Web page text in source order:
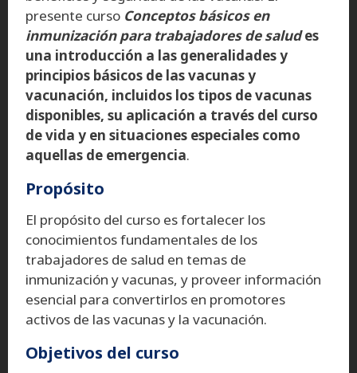
presente curso Conceptos básicos en
inmunización para trabajadores de saludes
una introducción a las generalidades y
principios básicos de las vacunas y
vacunación, incluidos los tipos de vacunas
disponibles, su aplicación a través del curso
de vida y en situaciones especiales como
aquellas de emergencia.
Propósito
El propósito del curso es fortalecer los
conocimientos fundamentales de los
trabajadores de salud en temas de
inmunización y vacunas, y proveer información
esencial para convertirlos en promotores
activos de las vacunas y la vacunación.
Objetivos del curso